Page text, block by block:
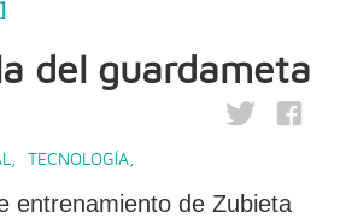
del guardameta
TECNOLOGÍA
entrenamiento de Zubieta